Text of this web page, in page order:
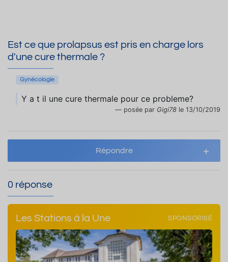
Est ce que prolapsus est pris en charge lors
d'une cure thermale ?
Gynécologie
Y a t il une cure thermale pour ce probleme?
posée par Gigi78 le 13/10/2019
Répondre
0 réponse
Les Stations à la Une SPONSORISÉ